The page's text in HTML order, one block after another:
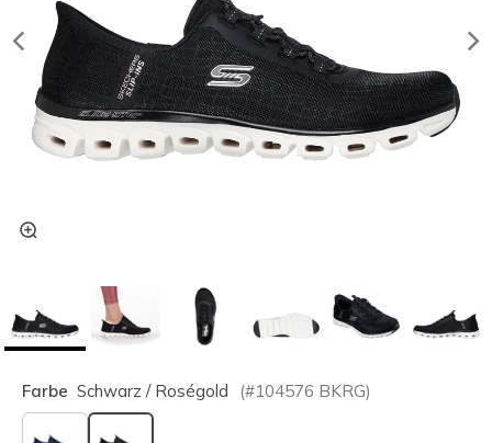
Farbe Schwarz / Roségold (#104576 BKRG)